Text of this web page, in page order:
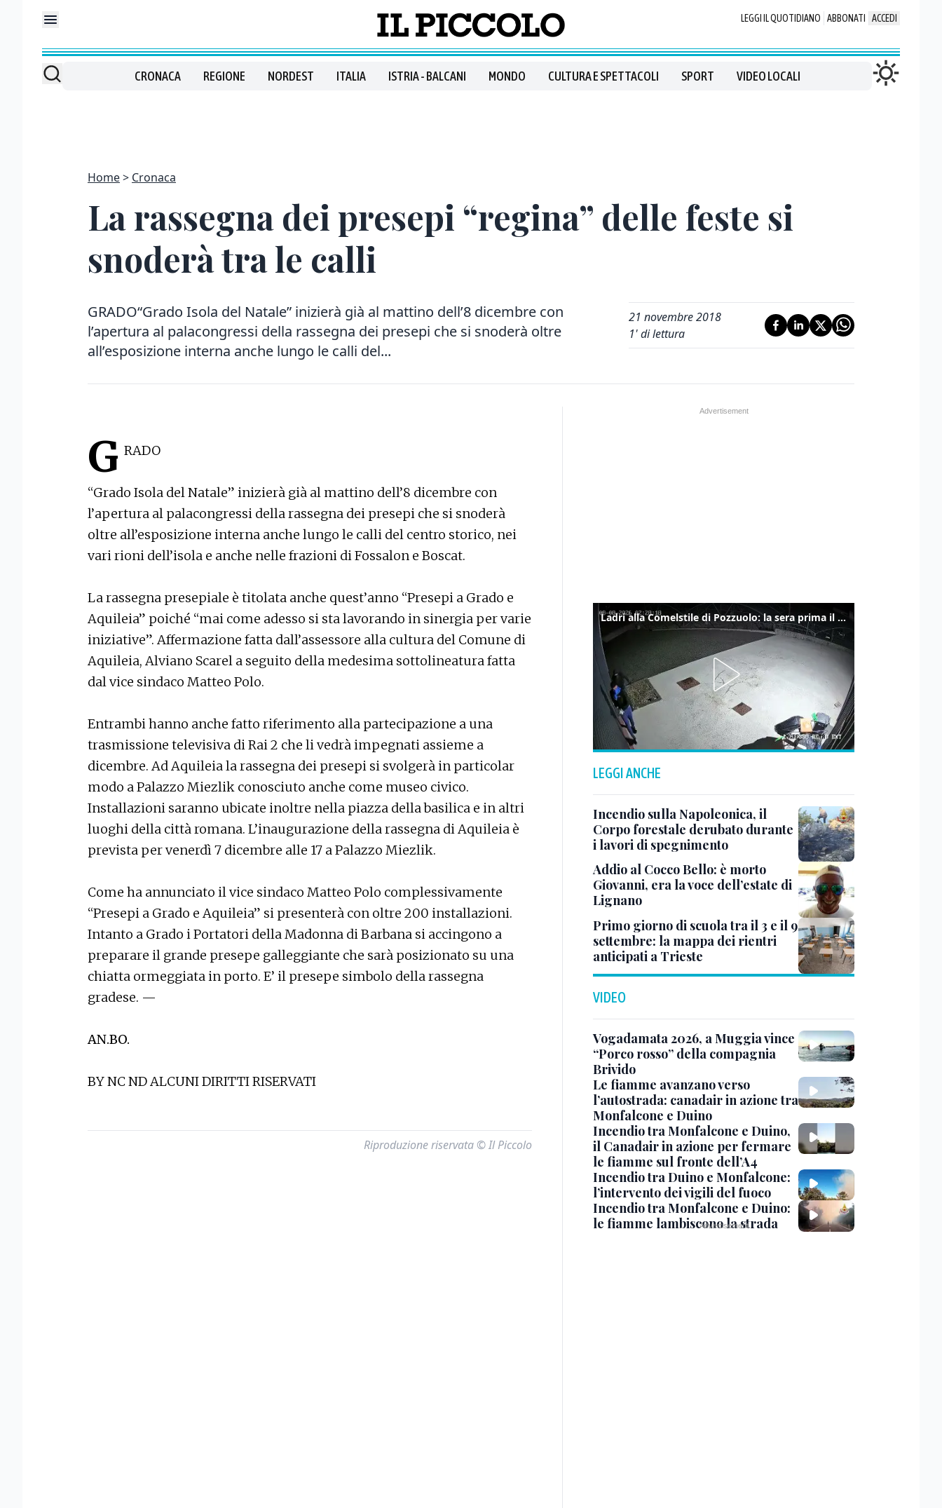
LEGGI IL QUOTIDIANO ABBONATI ACCEDI
CRONACA REGIONE NORDEST ITALIA ISTRIA - BALCANI MONDO CULTURA E SPETTACOLI SPORT VIDEO LOCALI
Home Cronaca
La rassegna dei presepi “regina” delle feste si
snoderà tra le calli
GRADO“Grado Isola del Natale” inizierà già al mattino dell’8 dicembre con
l’apertura al palacongressi della rassegna dei presepi che si snoderà oltre
all’esposizione interna anche lungo le calli del...
21 novembre 2018
1' di lettura
G RADO
“Grado Isola del Natale” inizierà già al mattino dell’8 dicembre con
l’apertura al palacongressi della rassegna dei presepi che si snoderà
oltre all’esposizione interna anche lungo le calli del centro storico, nei
vari rioni dell’isola e anche nelle frazioni di Fossalon e Boscat.
La rassegna presepiale è titolata anche quest’anno “Presepi a Grado e
Aquileia” poiché “mai come adesso si sta lavorando in sinergia per varie
iniziative”. Affermazione fatta dall’assessore alla cultura del Comune di
Aquileia, Alviano Scarel a seguito della medesima sottolineatura fatta
dal vice sindaco Matteo Polo.
Entrambi hanno anche fatto riferimento alla partecipazione a una
trasmissione televisiva di Rai 2 che li vedrà impegnati assieme a
dicembre. Ad Aquileia la rassegna dei presepi si svolgerà in particolar
modo a Palazzo Miezlik conosciuto anche come museo civico.
Installazioni saranno ubicate inoltre nella piazza della basilica e in altri
luoghi della città romana. L’inaugurazione della rassegna di Aquileia è
prevista per venerdì 7 dicembre alle 17 a Palazzo Miezlik.
Come ha annunciato il vice sindaco Matteo Polo complessivamente
“Presepi a Grado e Aquileia” si presenterà con oltre 200 installazioni.
Intanto a Grado i Portatori della Madonna di Barbana si accingono a
preparare il grande presepe galleggiante che sarà posizionato su una
chiatta ormeggiata in porto. E’ il presepe simbolo della rassegna
gradese. —
AN.BO.
BY NC ND ALCUNI DIRITTI RISERVATI
Riproduzione riservata © Il Piccolo
Ladri alla Comelstile di Pozzuolo: la sera prima il tentato furto a Buja, ecco le immagini
LEGGI ANCHE
Incendio sulla Napoleonica, il
Corpo forestale derubato durante
i lavori di spegnimento
Addio al Cocco Bello: è morto
Giovanni, era la voce dell’estate di
Lignano
Primo giorno di scuola tra il 3 e il 9
settembre: la mappa dei rientri
anticipati a Trieste
VIDEO
Vogadamata 2026, a Muggia vince
“Porco rosso” della compagnia
Brivido
Le fiamme avanzano verso
l’autostrada: canadair in azione tra
Monfalcone e Duino
Incendio tra Monfalcone e Duino,
il Canadair in azione per fermare
le fiamme sul fronte dell’A4
Incendio tra Duino e Monfalcone:
l’intervento dei vigili del fuoco
Incendio tra Monfalcone e Duino:
le fiamme lambiscono la strada